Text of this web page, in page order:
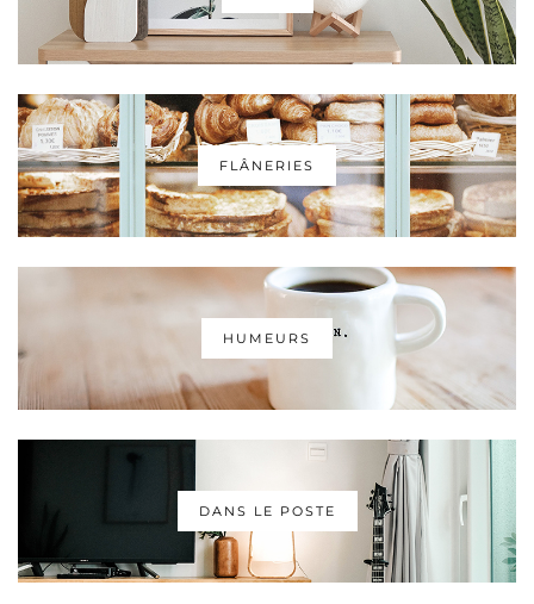
FLÂNERIES
HUMEURS
DANS LE POSTE